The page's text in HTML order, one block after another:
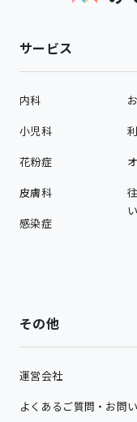
サービス
内科
小児科
花粉症
皮膚科
感染症
その他
運営会社
よくあるご質問・お問